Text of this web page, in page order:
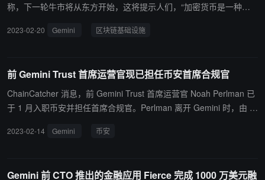
称，下一轮牛市将从东方开始，这将提示人们，“加密货币是一种全
要么被抛在后面。不提供明确规则和真诚指导的政府将错过自商业互
2023-02-20 Gemini 区块链基础设施
前 Gemini Trust 首席运营官现已担任币安首席合规官
ChainCatcher 消息，前 Gemini Trust 首席运营官 Noah Perlman 已
于 1 月入职币安并担任首席合规官。Perlman 离开 Gemini 时，由 T
荡和合作伙伴 Genesis 的破产。（彭博社）
2023-02-14 Gemini 币安
Gemini 前 CTO 推出的金融应用 Fierce 完成 1000 万美元融